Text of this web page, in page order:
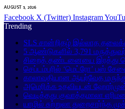
AUGUST 5, 2026
Facebook X (Twitter) Instagram
Trending
SLS சான்றிதழ் இல்லாத
5 ஆண்டுகளில் 3,791
சிறைத் தண்டனையை இரத்து
செப்டம்பரில் ‘மெட்ரோ’ பஸ்
காலாவதியான ஆயுர்வேத
அமெரிக்க உதவியுடன்
வெடித்தது குவாத்தமாலா
யாழில் சுற்றுலா துறைசார்ந்த